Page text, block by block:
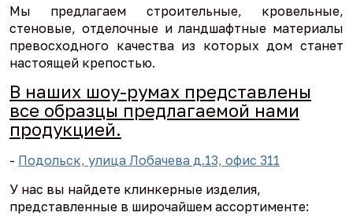
Мы предлагаем строительные, кровельные,
стеновые, отделочные и ландшафтные материалы
превосходного качества из которых дом станет
настоящей крепостью.
В наших шоу-румах представлены
все образцы предлагаемой нами
продукцией.
- Подольск, улица Лобачева д.13, офис 311
У нас вы найдете клинкерные изделия,
представленные в широчайшем ассортименте: